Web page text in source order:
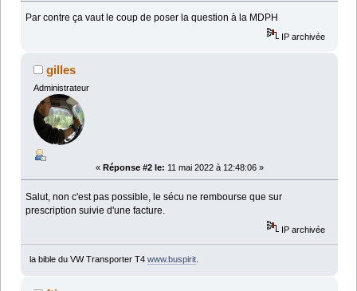
Par contre ça vaut le coup de poser la question à la MDPH
IP archivée
gilles
Administrateur
« Réponse #2 le: 11 mai 2022 à 12:48:06 »
Salut, non c'est pas possible, le sécu ne rembourse que sur
prescription suivie d'une facture.
IP archivée
la bible du VW Transporter T4 www.buspirit.